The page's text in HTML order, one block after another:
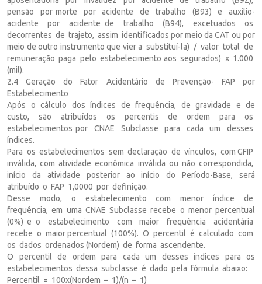
pensão por morte por acidente de trabalho (B93) e auxílio-
acidente por acidente de trabalho (B94), excetuados os
decorrentes de trajeto, assim identificados por meio da CAT ou por
meio de outro instrumento que vier a substituí-la) / valor total de
remuneração paga pelo estabelecimento aos segurados) x 1.000
(mil).
2.4 Geração do Fator Acidentário de Prevenção- FAP por
Estabelecimento
Após o cálculo dos índices de frequência, de gravidade e de
custo, são atribuídos os percentis de ordem para os
estabelecimentos por CNAE Subclasse para cada um desses
índices.
Para os estabelecimentos sem declaração de vínculos, com GFIP
inválida, com atividade econômica inválida ou não correspondida,
início da atividade posterior ao início do Período-Base, será
atribuído o FAP 1,0000 por definição.
Desse modo, o estabelecimento com menor índice de
frequência, em uma CNAE Subclasse recebe o menor percentual
(0%) e o estabelecimento com maior frequência acidentária
recebe o maior percentual (100%). O percentil é calculado com
os dados ordenados (Nordem) de forma ascendente.
O percentil de ordem para cada um desses índices para os
estabelecimentos dessa subclasse é dado pela fórmula abaixo:
Percentil = 100x(Nordem – 1)/(n – 1)